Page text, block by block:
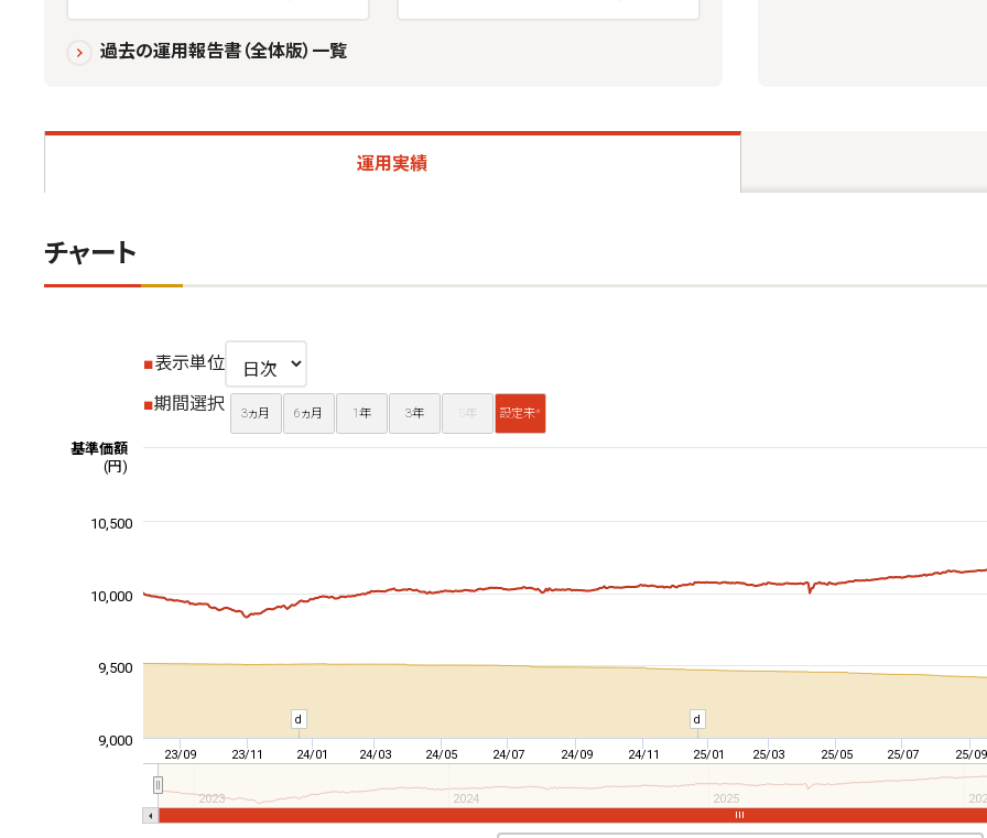
過去の運用報告書（全体版）一覧
運用実績
チャート
■表示単位
23/09 23/11 24/01 24/03 24/05 24/07 24/09 24/11 25/01 25/03 25/05 25/07 25/09
基準価額
(円)
d d
2023 2024 2025
9,000
9,500
10,000
10,500
■期間選択 3ヵ月 6ヵ月 1年 3年 5年 設定来*